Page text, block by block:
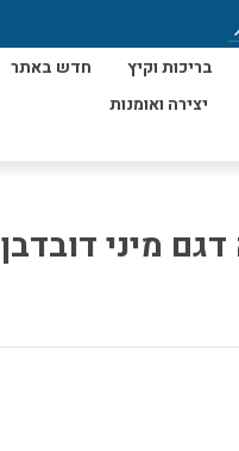
בריכות וקיץ
חדש באתר
יצירה ואומנות
מיני דובדבן